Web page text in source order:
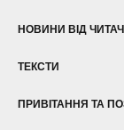
НОВИНИ ВІД
ТЕКСТИ
ПРИВІТАННЯ ТА